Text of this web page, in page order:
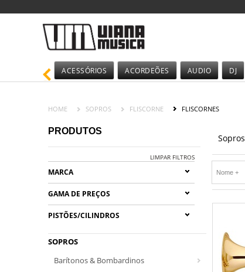
ACESSÓRIOS ACORDEÕES AUDIO DJ
HOME SOPROS FLISCORNE FLISCORNES
PRODUTOS
LIMPAR FILTROS
MARCA
GAMA DE PREÇOS
PISTÕES/CILINDROS
SOPROS
Barítonos & Bombardinos
Sopros